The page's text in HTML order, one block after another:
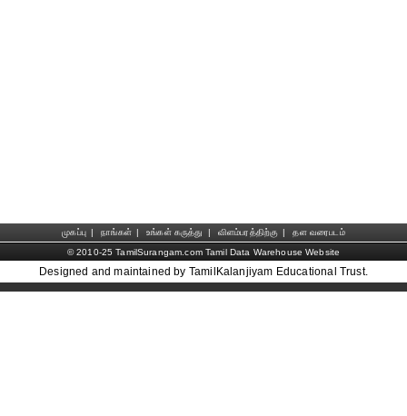
முகப்பு | நாங்கள் | உங்கள் கருத்து | விளம்பரத்திற்கு |
தள வரைபடம்
© 2010-25 TamilSurangam.com Tamil Data Warehouse Website
Designed and maintained by TamilKalanjiyam Educational Trust.